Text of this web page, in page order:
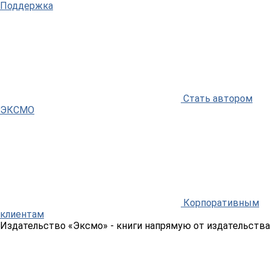
Поддержка
Стать автором
ЭКСМО
Корпоративным
клиентам
Издательство «Эксмо» - книги напрямую от издательства